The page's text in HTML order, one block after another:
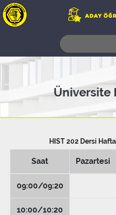
TELEFON
AÇILAN
KAMPÜSTE
YAŞAM
KÜTÜPHANE
PORTALI
ULAŞIM
Üniversite
HIST 202 Dersi
Saat Pazartesi
09:00/09:20
10:00/10:20